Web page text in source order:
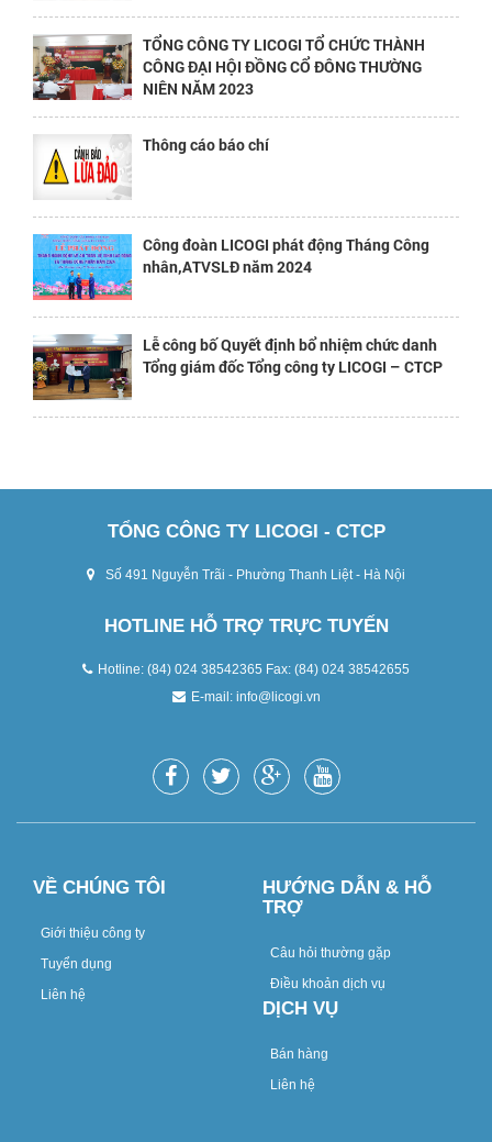
TỔNG CÔNG TY LICOGI TỔ CHỨC THÀNH
CÔNG ĐẠI HỘI ĐỒNG CỔ ĐÔNG THƯỜNG
NIÊN NĂM 2023
Thông cáo báo chí
Công đoàn LICOGI phát động Tháng Công
nhân,ATVSLĐ năm 2024
Lễ công bố Quyết định bổ nhiệm chức danh
Tổng giám đốc Tổng công ty LICOGI – CTCP
TỔNG CÔNG TY LICOGI - CTCP
Số 491 Nguyễn Trãi - Phường Thanh Liệt - Hà Nội
HOTLINE HỖ TRỢ TRỰC TUYẾN
Hotline: (84) 024 38542365 Fax: (84) 024 38542655
E-mail: info@licogi.vn
VỀ CHÚNG TÔI
Giới thiệu công ty
Tuyển dụng
Liên hệ
HƯỚNG DẪN & HỖ
TRỢ
Câu hỏi thường gặp
Điều khoản dịch vụ
DỊCH VỤ
Bán hàng
Liên hệ